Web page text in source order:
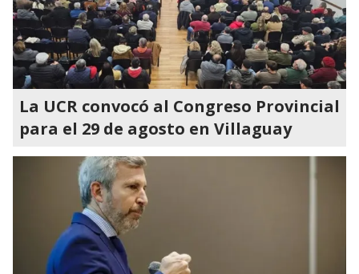
La UCR convocó al Congreso Provincial
para el 29 de agosto en Villaguay